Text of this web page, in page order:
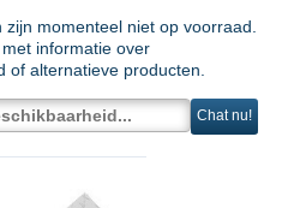
zijn momenteel niet op voorraad.
informatie over
of alternatieve producten.
Chat nu!